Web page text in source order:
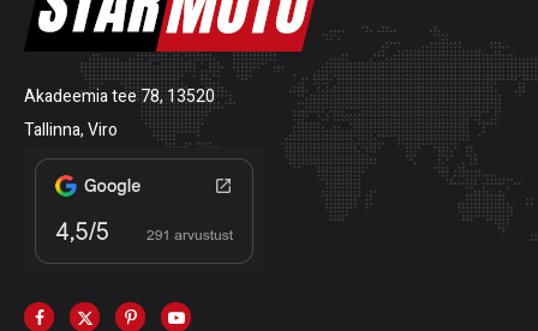
Akadeemia tee 78, 13520
Tallinna, Viro